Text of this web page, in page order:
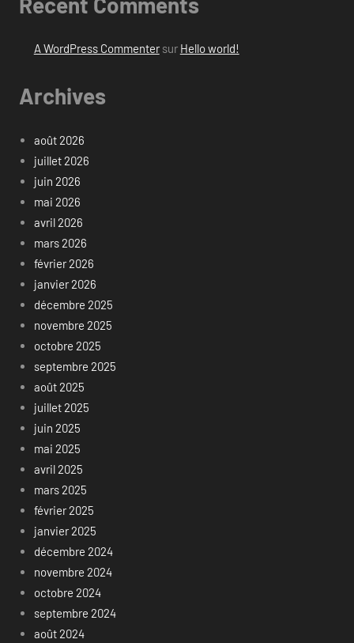
A WordPress Commentersur Hello world!
Archives
août 2026
juillet 2026
juin 2026
mai 2026
avril 2026
mars 2026
février 2026
janvier 2026
décembre 2025
novembre 2025
octobre 2025
septembre 2025
août 2025
juillet 2025
juin 2025
mai 2025
avril 2025
mars 2025
février 2025
janvier 2025
décembre 2024
novembre 2024
octobre 2024
septembre 2024
août 2024